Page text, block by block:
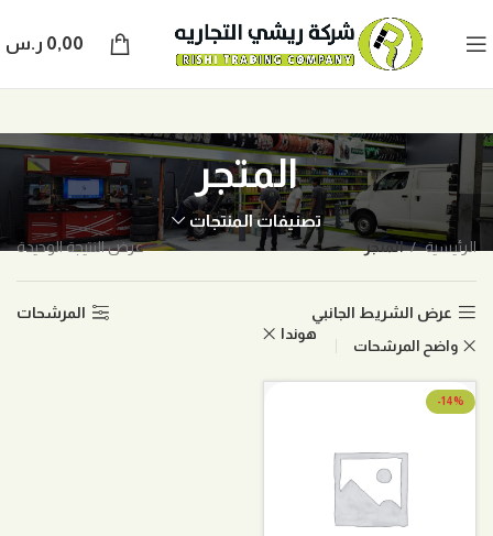
0,00 ر.س
المتجر
تصنيفات المنتجات
الرئيسية المتجر عرض النتيجة الوحيدة
عرض الشريط الجانبي المرشحات
واضح المرشحات
هوندا
-14%